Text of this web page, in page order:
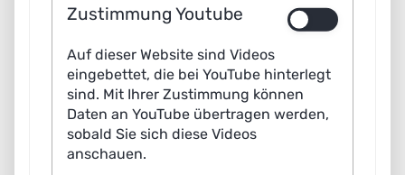
anregen.
Deutschland als führenden Technologieanbieter für
Lernende Systeme positionieren.
Videostatements zur Plattform Lernende Systeme
Zustimmung Youtube
Auf dieser Website sind Videos
eingebettet, die bei YouTube hinterlegt
sind. Mit Ihrer Zustimmung können
Daten an YouTube übertragen werden,
sobald Sie sich diese Videos
anschauen.